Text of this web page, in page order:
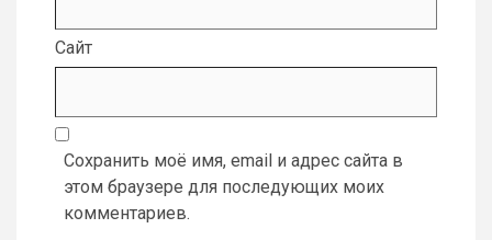
Сайт
Сохранить моё имя, email и адрес сайта в
этом браузере для последующих моих
комментариев.